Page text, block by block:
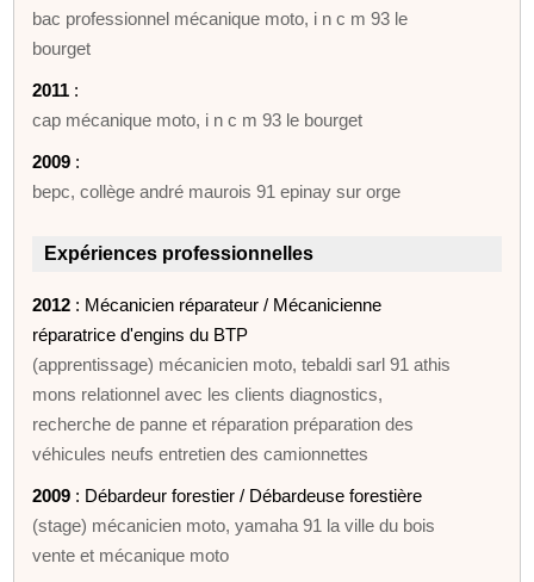
bac professionnel mécanique moto, i n c m 93 le
bourget
2011 :
cap mécanique moto, i n c m 93 le bourget
2009 :
bepc, collège andré maurois 91 epinay sur orge
Expériences professionnelles
2012 : Mécanicien réparateur / Mécanicienne
réparatrice d'engins du BTP
(apprentissage) mécanicien moto, tebaldi sarl 91 athis
mons relationnel avec les clients diagnostics,
recherche de panne et réparation préparation des
véhicules neufs entretien des camionnettes
2009 : Débardeur forestier / Débardeuse forestière
(stage) mécanicien moto, yamaha 91 la ville du bois
vente et mécanique moto